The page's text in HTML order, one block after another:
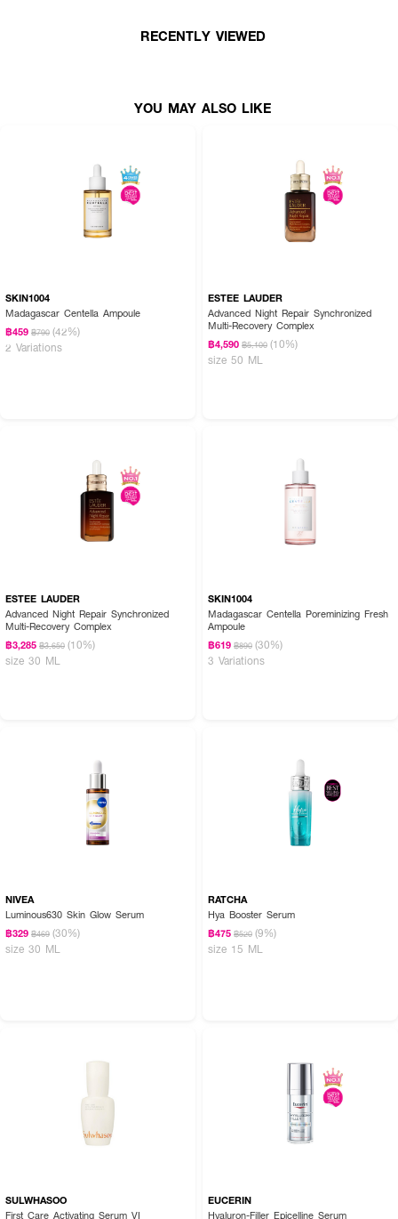
● PONDS-Age Miracle Expert Serum
ให้ความซึมซาบลึก
เติมความชุ่มชื้นใต้ชั้นผิวให้อิ่มฟู
●เพิ่มระบบภูมิคุ้มกันให้ผิวสุขภาพดี
●ผลัดเซลล์ผิวให้กระจ่างใส เปล่งปลั่ง
●เสริมสร้างคอลลาเจนให้ผิวแข็งแรง แน่นฟู
ทาบนใบหน้าที่สะอาดเป็นประจำทุกเช้าและกลางคืน แล้วตามด้วยครีมบำรุง พอนด์ส
RECENTLY VIEWED
YOU MAY ALSO LIKE
SKIN1004
Madagascar Centella Ampoule
฿459 ฿790 (42%)
2 Variations
ESTEE LAUDER
Advanced Night Repair Synchronized
Multi-Recovery Complex
฿4,590 ฿5,100 (10%)
size 50 ML
ESTEE LAUDER
Advanced Night Repair Synchronized
Multi-Recovery Complex
฿3,285 ฿3,650 (10%)
size 30 ML
SKIN1004
Madagascar Centella Poreminizing Fresh
Ampoule
฿619 ฿890 (30%)
3 Variations
NIVEA
Luminous630 Skin Glow Serum
฿329 ฿469 (30%)
size 30 ML
RATCHA
Hya Booster Serum
฿475 ฿520 (9%)
size 15 ML
SULWHASOO
First Care Activating Serum VI
EUCERIN
Hyaluron-Filler Epicelline Serum